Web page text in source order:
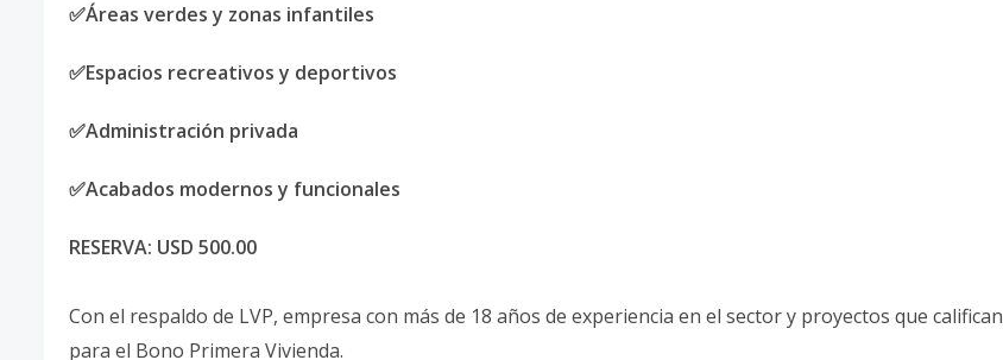
✅Áreas verdes y zonas infantiles
✅Espacios recreativos y deportivos
✅Administración privada
✅Acabados modernos y funcionales
RESERVA: USD 500.00
Con el respaldo de LVP, empresa con más de 18 años de experiencia en el sector y proyectos que califican
para el Bono Primera Vivienda.